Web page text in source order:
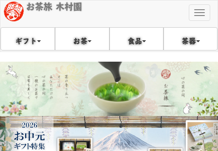
お茶旅 木村園
ギフト お茶 食品 茶器